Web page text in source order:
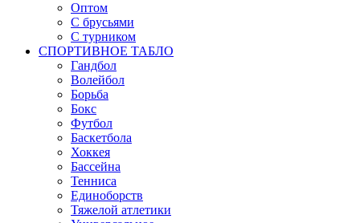
Оптом
С брусьями
С турником
СПОРТИВНОЕ ТАБЛО
Гандбол
Волейбол
Борьба
Бокс
Футбол
Баскетбола
Хоккея
Бассейна
Тенниса
Единоборств
Тяжелой атлетики